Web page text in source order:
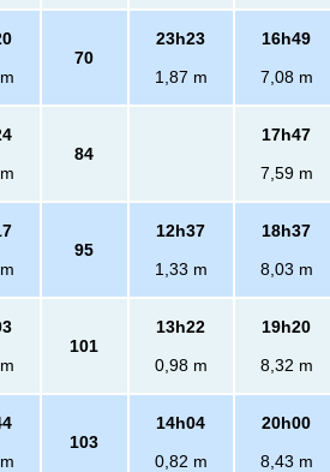
70
23h23
1,87 m
16h49
7,08 m
84
17h47
7,59 m
95
12h37
1,33 m
18h37
8,03 m
101
13h22
0,98 m
19h20
8,32 m
103
14h04
0,82 m
20h00
8,43 m